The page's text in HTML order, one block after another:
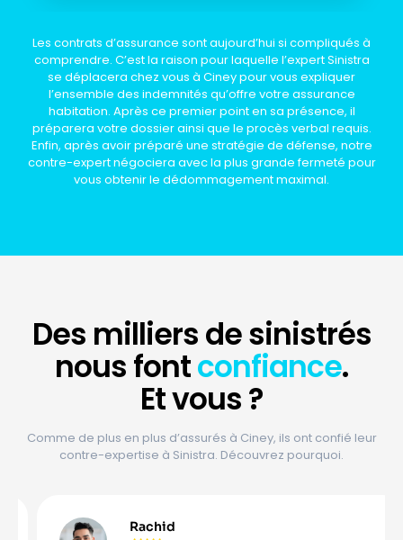
Les contrats d’assurance sont aujourd’hui si compliqués à
comprendre. C’est la raison pour laquelle l’expert Sinistra
se déplacera chez vous à Ciney pour vous expliquer
l’ensemble des indemnités qu’offre votre assurance
habitation. Après ce premier point en sa présence, il
préparera votre dossier ainsi que le procès verbal requis.
Enfin, après avoir préparé une stratégie de défense, notre
contre-expert négociera avec la plus grande fermeté pour
vous obtenir le dédommagement maximal.
Des milliersde sinistrés
nous fontconfiance.
Et vous ?
Comme de plus en plus d’assurés à Ciney, ils ont confié leur
contre-expertise à Sinistra. Découvrez pourquoi.
Rachid